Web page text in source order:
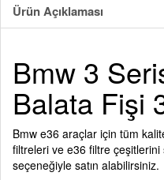
Ürün Açıklaması
Bmw 3
Balata Fişi
Bmw e36 araçlar için tüm
filtreleri ve e36 filtre
seçeneğiyle satın alabilirsiniz.